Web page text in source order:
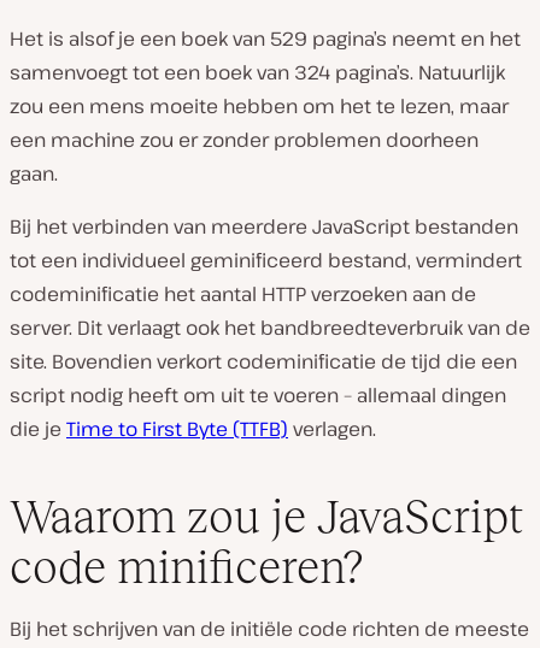
Het is alsof je een boek van 529 pagina’s neemt en het
samenvoegt tot een boek van 324 pagina’s. Natuurlijk
zou een mens moeite hebben om het te lezen, maar
een machine zou er zonder problemen doorheen
gaan.
Bij het verbinden van meerdere JavaScript bestanden
tot een individueel geminificeerd bestand, vermindert
codeminificatie het aantal HTTP verzoeken aan de
server. Dit verlaagt ook het bandbreedteverbruik van de
site. Bovendien verkort codeminificatie de tijd die een
script nodig heeft om uit te voeren – allemaal dingen
die je Time to First Byte (TTFB) verlagen.
Waarom zou je JavaScript
code minificeren?
Bij het schrijven van de initiële code richten de meeste